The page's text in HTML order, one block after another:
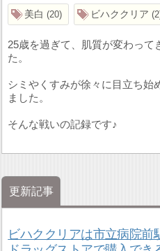
美白 20 ビハククリア 2
25歳を過ぎて、肌質が変わって
た。
シミやくすみが徐々に目立ち始
ました。
そんな戦いの記録です♪
更新記事
ビハククリアは市立病院前